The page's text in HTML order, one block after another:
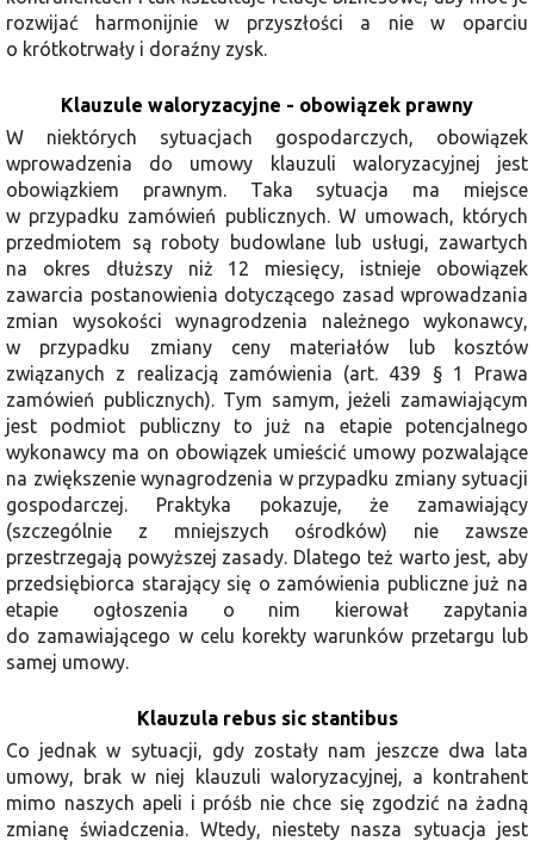
rozwijać harmonijnie w przyszłości a nie w oparciu
o krótkotrwały i doraźny zysk.
Klauzule waloryzacyjne - obowiązek prawny
W niektórych sytuacjach gospodarczych, obowiązek
wprowadzenia do umowy klauzuli waloryzacyjnej jest
obowiązkiem prawnym. Taka sytuacja ma miejsce
w przypadku zamówień publicznych. W umowach, których
przedmiotem są roboty budowlane lub usługi, zawartych
na okres dłuższy niż 12 miesięcy, istnieje obowiązek
zawarcia postanowienia dotyczącego zasad wprowadzania
zmian wysokości wynagrodzenia należnego wykonawcy,
w przypadku zmiany ceny materiałów lub kosztów
związanych z realizacją zamówienia (art. 439 § 1 Prawa
zamówień publicznych). Tym samym, jeżeli zamawiającym
jest podmiot publiczny to już na etapie potencjalnego
wykonawcy ma on obowiązek umieścić umowy pozwalające
na zwiększenie wynagrodzenia w przypadku zmiany sytuacji
gospodarczej. Praktyka pokazuje, że zamawiający
(szczególnie z mniejszych ośrodków) nie zawsze
przestrzegają powyższej zasady. Dlatego też warto jest, aby
przedsiębiorca starający się o zamówienia publiczne już na
etapie ogłoszenia o nim kierował zapytania
do zamawiającego w celu korekty warunków przetargu lub
samej umowy.
Klauzula rebus sic stantibus
Co jednak w sytuacji, gdy zostały nam jeszcze dwa lata
umowy, brak w niej klauzuli waloryzacyjnej, a kontrahent
mimo naszych apeli i próśb nie chce się zgodzić na żadną
zmianę świadczenia. Wtedy, niestety nasza sytuacja jest